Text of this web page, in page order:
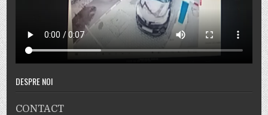
DESPRE NOI
CONTACT